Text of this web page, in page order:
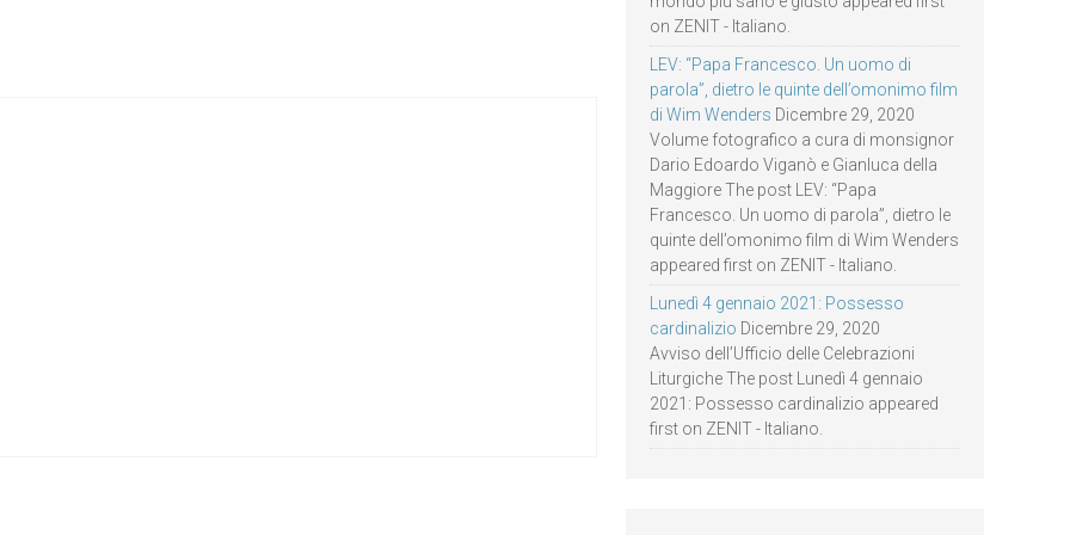
on ZENIT - Italiano.
LEV: “Papa Francesco. Un uomo di
parola”, dietro le quinte dell’omonimo film
di Wim Wenders Dicembre 29, 2020
Volume fotografico a cura di monsignor
Dario Edoardo Viganò e Gianluca della
Maggiore The post LEV: “Papa
Francesco. Un uomo di parola”, dietro le
quinte dell’omonimo film di Wim Wenders
appeared first on ZENIT - Italiano.
Lunedì 4 gennaio 2021: Possesso
cardinalizio Dicembre 29, 2020
Avviso dell’Ufficio delle Celebrazioni
Liturgiche The post Lunedì 4 gennaio
2021: Possesso cardinalizio appeared
first on ZENIT - Italiano.